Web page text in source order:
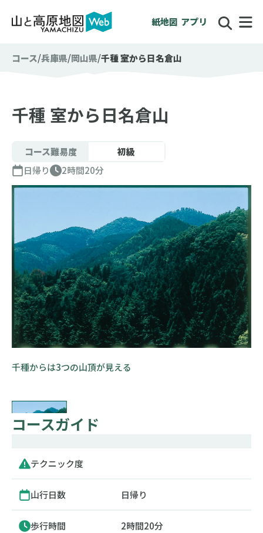
紙地図 アプリ
コース 兵庫県 岡山県 千種 室から日名倉山
千種 室から日名倉山
コース難易度
初級
日帰り
2時間20分
千種からは3つの山頂が見える
コースガイド
テクニック度
山行日数 日帰り
歩行時間 2時間20分